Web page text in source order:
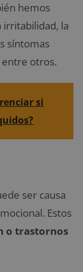
hemos
irritabilidad, la
síntomas
otros.
si
ser causa
Estos
o trastornos